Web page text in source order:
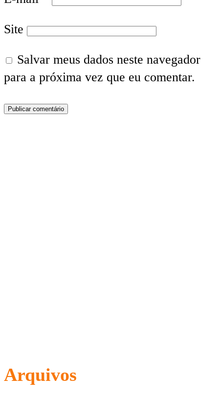
Site
Salvar meus dados neste navegador
para a próxima vez que eu comentar.
Arquivos